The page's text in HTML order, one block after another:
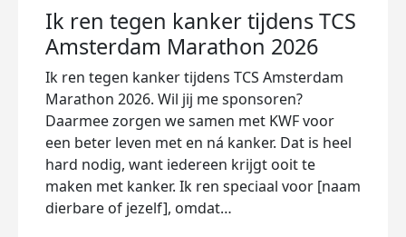
Ik ren tegen kanker tijdens TCS
Amsterdam Marathon 2026
Ik ren tegen kanker tijdens TCS Amsterdam
Marathon 2026. Wil jij me sponsoren?
Daarmee zorgen we samen met KWF voor
een beter leven met en ná kanker. Dat is heel
hard nodig, want iedereen krijgt ooit te
maken met kanker. Ik ren speciaal voor [naam
dierbare of jezelf], omdat…